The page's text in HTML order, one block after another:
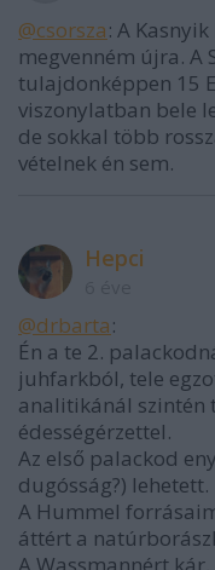
@csorsza: A
megvenném újra. A
tulajdonképpen 15
viszonylatban bele
de sokkal több
vételnek én sem.
Hepci
@drbarta:
Én a te 2.
juhfarkból, tele
analitikánál szintén
édességérzettel.
Az első palackod
dugósság?) lehetett.
A Hummel
áttért a